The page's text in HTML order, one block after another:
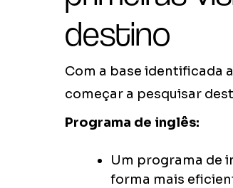
destino
Com a base identificada
começar a pesquisar
Programa de inglês:
Um programa de
forma mais